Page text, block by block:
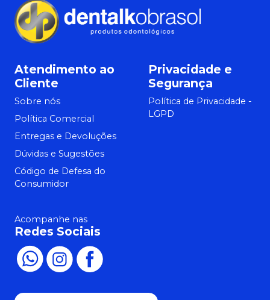
Atendimento ao
Cliente
Sobre nós
Política Comercial
Entregas e Devoluções
Dúvidas e Sugestões
Código de Defesa do
Consumidor
Privacidade e
Segurança
Política de Privacidade -
LGPD
Acompanhe nas
Redes Sociais